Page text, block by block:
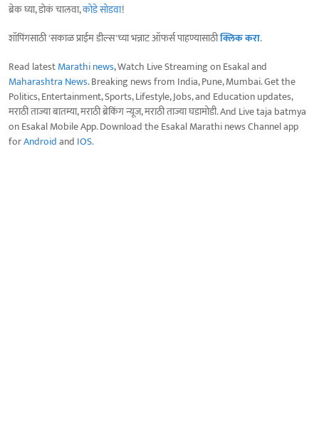
ब्रेक घ्या, डोकं चालवा,कोडे सोडवा!
शॉपिंगसाठी 'सकाळ प्राईम डील्स'च्या भन्नाट ऑफर्स पाहण्यासाठीक्लिक करा.
Read latestMarathi news, Watch Live Streaming on Esakal and
Maharashtra News. Breaking news from India, Pune, Mumbai. Get the
Politics, Entertainment, Sports, Lifestyle, Jobs, and Education updates,
मराठी ताज्या बातम्या, मराठी ब्रेकिंग न्यूज, मराठी ताज्या घडामोडी. And Live taja batmya
on Esakal Mobile App. Download the Esakal Marathi news Channel app
forAndroidand IOS.